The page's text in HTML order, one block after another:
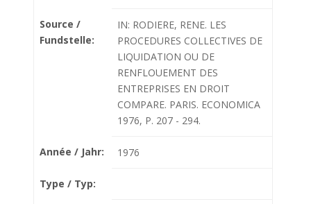
Source /
Fundstelle:
IN: RODIERE, RENE. LES
PROCEDURES COLLECTIVES DE
LIQUIDATION OU DE
RENFLOUEMENT DES
ENTREPRISES EN DROIT
COMPARE. PARIS. ECONOMICA
1976, P. 207 - 294.
Année / Jahr: 1976
Type / Typ: